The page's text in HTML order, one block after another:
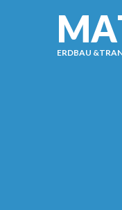
MA
ERDBAU